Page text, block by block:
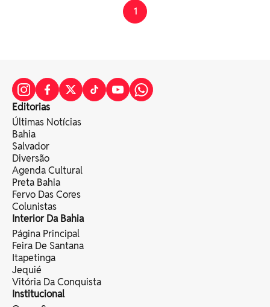
1
Editorias
Últimas Notícias
Bahia
Salvador
Diversão
Agenda Cultural
Preta Bahia
Fervo Das Cores
Colunistas
Interior Da Bahia
Página Principal
Feira De Santana
Itapetinga
Jequié
Vitória Da Conquista
Institucional